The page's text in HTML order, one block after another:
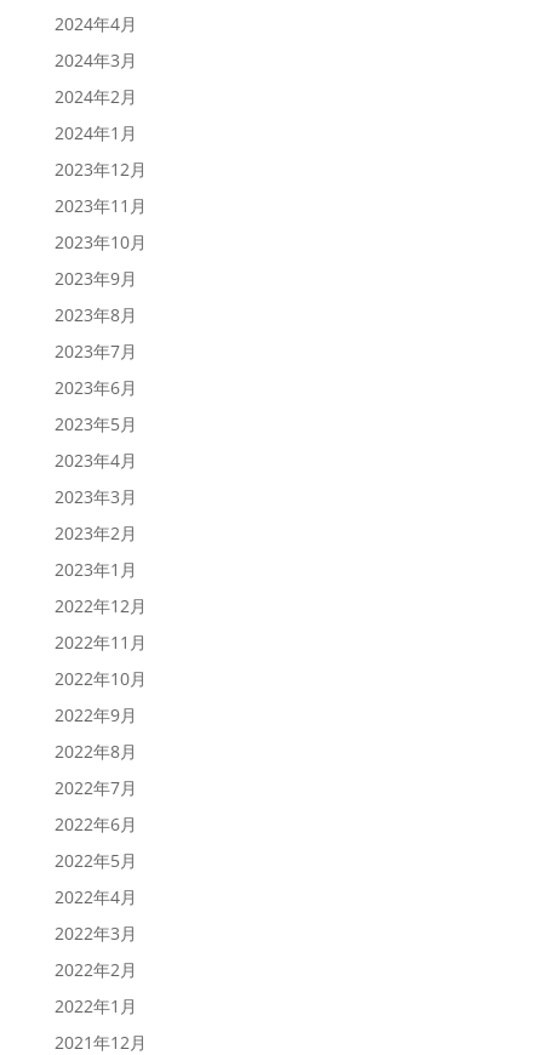
2024年4月
2024年3月
2024年2月
2024年1月
2023年12月
2023年11月
2023年10月
2023年9月
2023年8月
2023年7月
2023年6月
2023年5月
2023年4月
2023年3月
2023年2月
2023年1月
2022年12月
2022年11月
2022年10月
2022年9月
2022年8月
2022年7月
2022年6月
2022年5月
2022年4月
2022年3月
2022年2月
2022年1月
2021年12月